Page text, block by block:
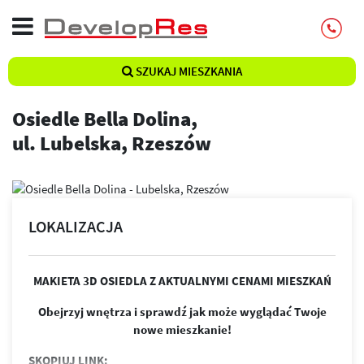
SZUKAJ MIESZKANIA
Osiedle Bella Dolina,
ul. Lubelska, Rzeszów
LOKALIZACJA
MAKIETA 3D OSIEDLA Z AKTUALNYMI CENAMI MIESZKAŃ
Obejrzyj wnętrza i sprawdź jak może wyglądać Twoje
nowe mieszkanie!
SKOPIUJ LINK: